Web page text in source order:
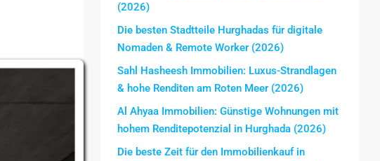
(2026)
Die besten Stadtteile Hurghadas für digitale
Nomaden & Remote Worker (2026)
Sahl Hasheesh Immobilien: Luxus-Strandlagen
& hohe Renditen am Roten Meer (2026)
Al Ahyaa Immobilien: Günstige Wohnungen mit
hohem Renditepotenzial in Hurghada (2026)
Die beste Zeit für den Immobilienkauf in